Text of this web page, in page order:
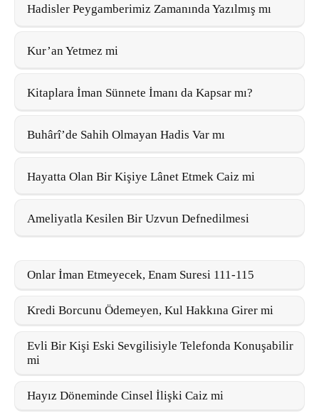
Hadisler Peygamberimiz Zamanında Yazılmış mı
Kur’an Yetmez mi
Kitaplara İman Sünnete İmanı da Kapsar mı?
Buhârî’de Sahih Olmayan Hadis Var mı
Hayatta Olan Bir Kişiye Lânet Etmek Caiz mi
Ameliyatla Kesilen Bir Uzvun Defnedilmesi
Onlar İman Etmeyecek, Enam Suresi 111-115
Kredi Borcunu Ödemeyen, Kul Hakkına Girer mi
Evli Bir Kişi Eski Sevgilisiyle Telefonda Konuşabilir
mi
Hayız Döneminde Cinsel İlişki Caiz mi